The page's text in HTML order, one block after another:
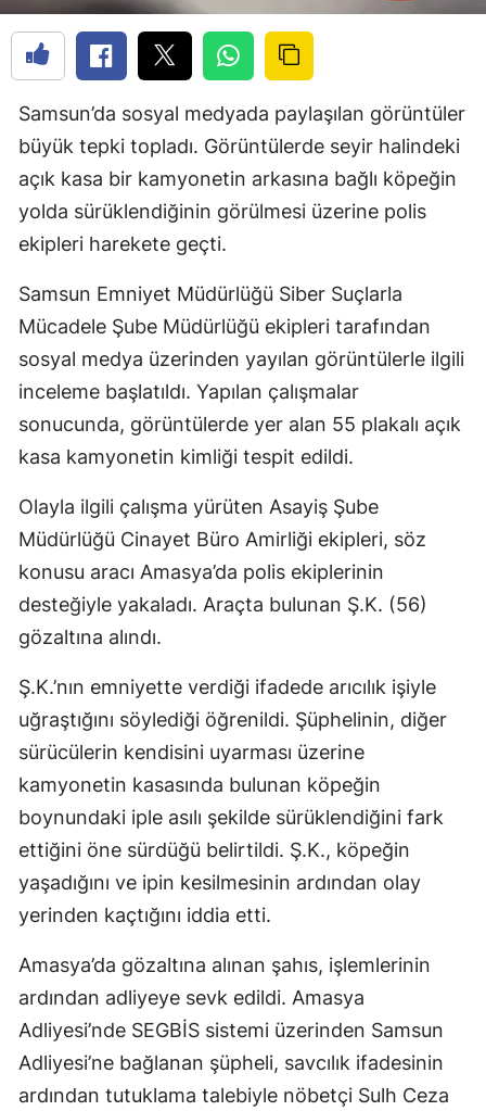
Samsun’da sosyal medyada paylaşılan görüntüler
büyük tepki topladı. Görüntülerde seyir halindeki
açık kasa bir kamyonetin arkasına bağlı köpeğin
yolda sürüklendiğinin görülmesi üzerine polis
ekipleri harekete geçti.
Samsun Emniyet Müdürlüğü Siber Suçlarla
Mücadele Şube Müdürlüğü ekipleri tarafından
sosyal medya üzerinden yayılan görüntülerle ilgili
inceleme başlatıldı. Yapılan çalışmalar
sonucunda, görüntülerde yer alan 55 plakalı açık
kasa kamyonetin kimliği tespit edildi.
Olayla ilgili çalışma yürüten Asayiş Şube
Müdürlüğü Cinayet Büro Amirliği ekipleri, söz
konusu aracı Amasya’da polis ekiplerinin
desteğiyle yakaladı. Araçta bulunan Ş.K. (56)
gözaltına alındı.
Ş.K.’nın emniyette verdiği ifadede arıcılık işiyle
uğraştığını söylediği öğrenildi. Şüphelinin, diğer
sürücülerin kendisini uyarması üzerine
kamyonetin kasasında bulunan köpeğin
boynundaki iple asılı şekilde sürüklendiğini fark
ettiğini öne sürdüğü belirtildi. Ş.K., köpeğin
yaşadığını ve ipin kesilmesinin ardından olay
yerinden kaçtığını iddia etti.
Amasya’da gözaltına alınan şahıs, işlemlerinin
ardından adliyeye sevk edildi. Amasya
Adliyesi’nde SEGBİS sistemi üzerinden Samsun
Adliyesi’ne bağlanan şüpheli, savcılık ifadesinin
ardından tutuklama talebiyle nöbetçi Sulh Ceza